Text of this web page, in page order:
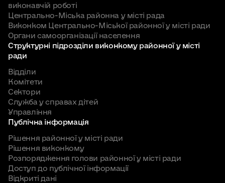
виконавчій роботі
Центрально-Міська районна у місті рада
Виконком Центрально-Міської районної у місті ради
Органи самоорганізації населення
Структурні підрозділи виконкому районної у місті
ради
Відділи
Комітети
Сектори
Служба у справах дітей
Управління
Публічна інформація
Рішення районної у місті ради
Рішення виконкому
Розпорядження голови районної у місті ради
Доступ до публічної інформації
Відкриті дані